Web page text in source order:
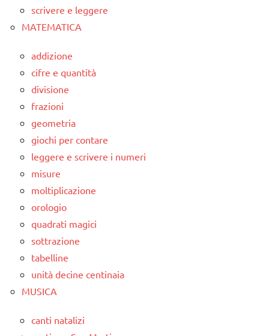
scrivere e leggere
MATEMATICA
addizione
cifre e quantità
divisione
frazioni
geometria
giochi per contare
leggere e scrivere i numeri
misure
moltiplicazione
orologio
quadrati magici
sottrazione
tabelline
unità decine centinaia
MUSICA
canti natalizi